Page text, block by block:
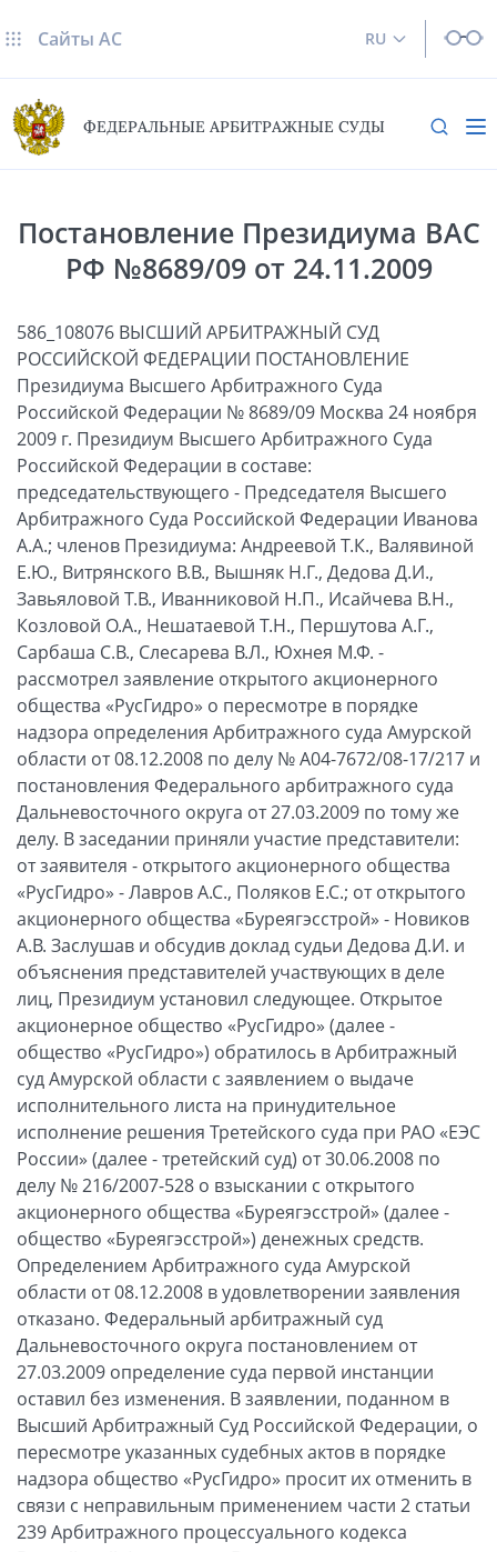
RU
Сайты AC
ФЕДЕРАЛЬНЫЕ АРБИТРАЖНЫЕ СУДЫ
Постановление Президиума ВАС
РФ №8689/09 от 24.11.2009
586_108076 ВЫСШИЙ АРБИТРАЖНЫЙ СУД
РОССИЙСКОЙ ФЕДЕРАЦИИ ПОСТАНОВЛЕНИЕ
Президиума Высшего Арбитражного Суда
Российской Федерации № 8689/09 Москва 24 ноября
2009 г. Президиум Высшего Арбитражного Суда
Российской Федерации в составе:
председательствующего - Председателя Высшего
Арбитражного Суда Российской Федерации Иванова
А.А.; членов Президиума: Андреевой Т.К., Валявиной
Е.Ю., Витрянского В.В., Вышняк Н.Г., Дедова Д.И.,
Завьяловой Т.В., Иванниковой Н.П., Исайчева В.Н.,
Козловой О.А., Нешатаевой Т.Н., Першутова А.Г.,
Сарбаша С.В., Слесарева В.Л., Юхнея М.Ф. -
рассмотрел заявление открытого акционерного
общества «РусГидро» о пересмотре в порядке
надзора определения Арбитражного суда Амурской
области от 08.12.2008 по делу № А04-7672/08-17/217 и
постановления Федерального арбитражного суда
Дальневосточного округа от 27.03.2009 по тому же
делу. В заседании приняли участие представители:
от заявителя - открытого акционерного общества
«РусГидро» - Лавров А.С., Поляков Е.С.; от открытого
акционерного общества «Буреягэсстрой» - Новиков
А.В. Заслушав и обсудив доклад судьи Дедова Д.И. и
объяснения представителей участвующих в деле
лиц, Президиум установил следующее. Открытое
акционерное общество «РусГидро» (далее -
общество «РусГидро») обратилось в Арбитражный
суд Амурской области с заявлением о выдаче
исполнительного листа на принудительное
исполнение решения Третейского суда при РАО «ЕЭС
России» (далее - третейский суд) от 30.06.2008 по
делу № 216/2007-528 о взыскании с открытого
акционерного общества «Буреягэсстрой» (далее -
общество «Буреягэсстрой») денежных средств.
Определением Арбитражного суда Амурской
области от 08.12.2008 в удовлетворении заявления
отказано. Федеральный арбитражный суд
Дальневосточного округа постановлением от
27.03.2009 определение суда первой инстанции
оставил без изменения. В заявлении, поданном в
Высший Арбитражный Суд Российской Федерации, о
пересмотре указанных судебных актов в порядке
надзора общество «РусГидро» просит их отменить в
связи с неправильным применением части 2 статьи
239 Арбитражного процессуального кодекса